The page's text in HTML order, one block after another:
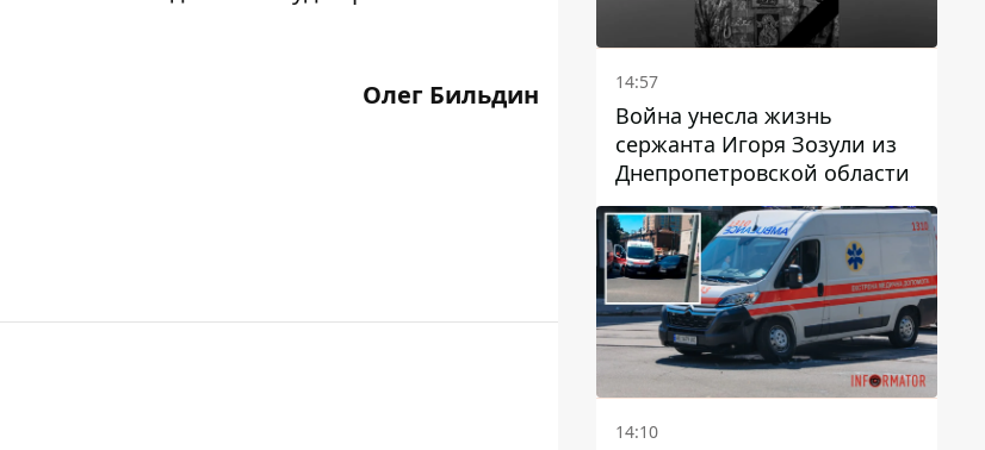
Олег Бильдин 14:57
Война унесла жизнь
сержанта Игоря Зозули из
Днепропетровской области
14:10